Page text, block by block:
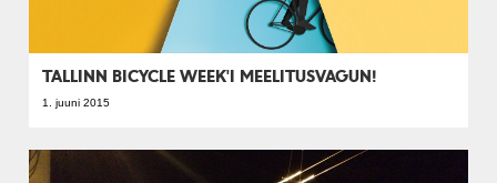
TALLINN BICYCLE WEEK'I MEELITUSVAGUN!
1. juuni 2015